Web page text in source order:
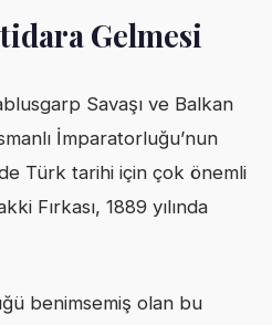
Gelmesi
Savaşı ve Balkan
İmparatorluğu’nun
Türk tarihi için çok önemli
Fırkası, 1889 yılında
benimsemiş olan bu